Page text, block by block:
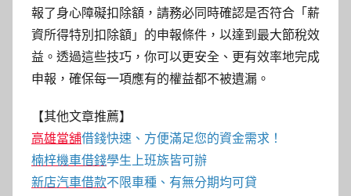
報了身心障礙扣除額，請務必同時確認是否符合「薪
資所得特別扣除額」的申報條件，以達到最大節稅效
益。透過這些技巧，你可以更安全、更有效率地完成
申報，確保每一項應有的權益都不被遺漏。
【其他文章推薦】
高雄當舖借錢快速、方便滿足您的資金需求！
楠梓機車借錢學生上班族皆可辦
新店汽車借款不限車種、有無分期均可貸